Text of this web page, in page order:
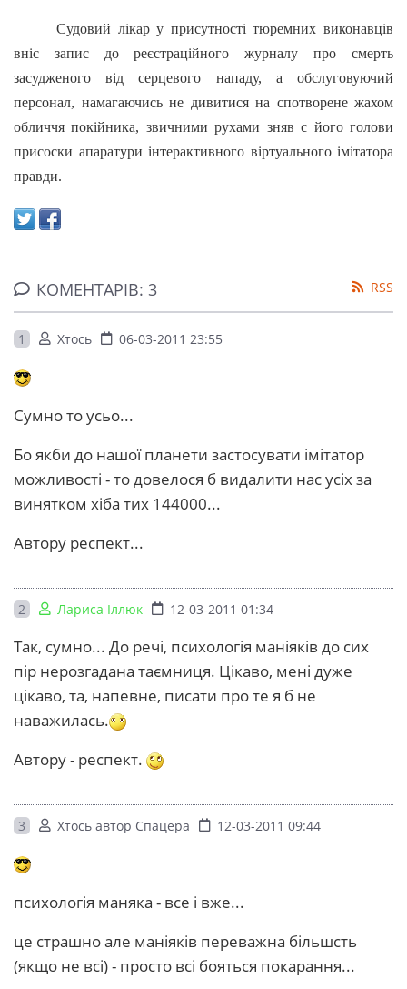
Судовий лікар у присутності тюремних виконавців
вніс запис до реєстраційного журналу про смерть
засудженого від серцевого нападу, а обслуговуючий
персонал, намагаючись не дивитися на спотворене жахом
обличчя покійника, звичними рухами зняв с його голови
присоски апаратури інтерактивного віртуального імітатора
правди.
КОМЕНТАРІВ: 3 RSS
1 Хтось 06-03-2011 23:55
Сумно то усьо...
Бо якби до нашої планети застосувати імітатор
можливості - то довелося б видалити нас усіх за
винятком хіба тих 144000...
Автору респект...
2 Лариса Іллюк 12-03-2011 01:34
Так, сумно... До речі, психологія маніяків до сих
пір нерозгадана таємниця. Цікаво, мені дуже
цікаво, та, напевне, писати про те я б не
наважилась.
Автору - респект.
3 Хтось автор Спацера 12-03-2011 09:44
психологія маняка - все і вже...
це страшно але маніяків переважна більшсть
(якщо не всі) - просто всі бояться покарання...